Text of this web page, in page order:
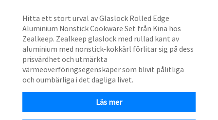
Hitta ett stort urval av Glaslock Rolled Edge
Aluminium Nonstick Cookware Set från Kina hos
Zealkeep. Zealkeep glaslock med rullad kant av
aluminium med nonstick-kokkärl förlitar sig på dess
prisvärdhet och utmärkta
värmeöverföringsegenskaper som blivit pålitliga
och oumbärliga i det dagliga livet.
Läs mer